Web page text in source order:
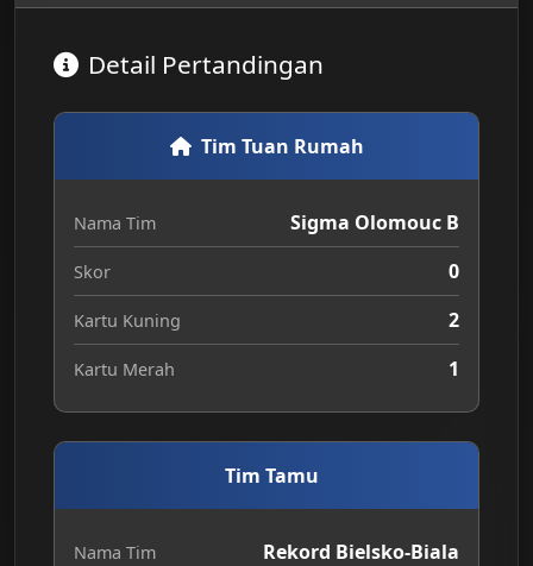
Detail Pertandingan
Tim Tuan Rumah
Nama Tim Sigma Olomouc B
Skor 0
Kartu Kuning 2
Kartu Merah 1
Tim Tamu
Nama Tim Rekord Bielsko-Biala